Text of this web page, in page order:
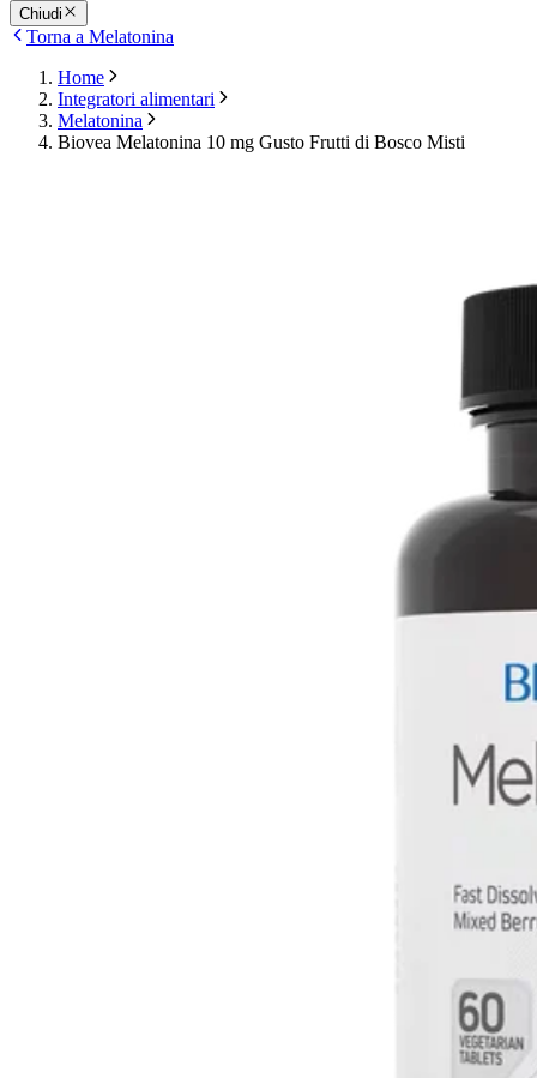
Chiudi
Torna a Melatonina
Home
Integratori alimentari
Melatonina
Biovea Melatonina 10 mg Gusto Frutti di Bosco Misti